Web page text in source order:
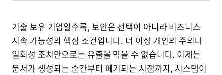
기술 보유 기업일수록, 보안은 선택이 아니라 비즈니스
지속 가능성의 핵심 조건입니다. 더 이상 개인의 주의나
일회성 조치만으로는 유출을 막을 수 없습니다. 이제는
문서가 생성되는 순간부터 폐기되는 시점까지, 시스템이